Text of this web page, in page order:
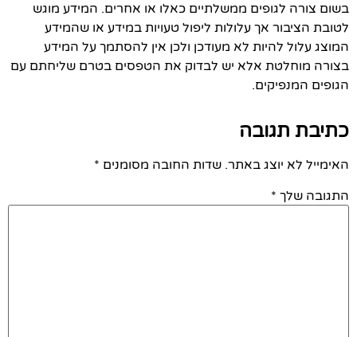
בשום צורה לגופים ממשלתיים כאלו או אחרים. המידע מוגש
לטובת הציבור אך עלולות ליפול טעויות במידע או שהמידע
המוצג עלול להיות לא מעודכן ולכן אין להסתמך על המידע
בצורה מוחלטת אלא יש לבדוק את הטפסים בטרם שליחתם עם
הגופים המנפיקים.
כתיבת תגובה
האימייל לא יוצג באתר. שדות החובה מסומנים *
התגובה שלך *